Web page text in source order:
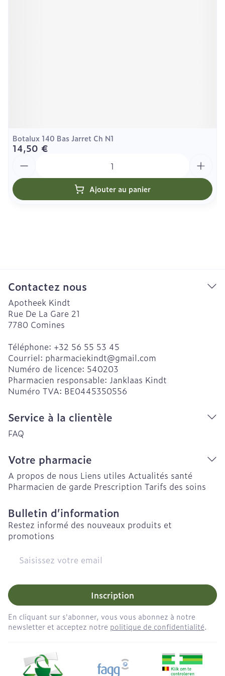
Botalux 140 Bas Jarret Ch N1
14,50 €
Ajouter au panier
Contactez nous
Apotheek Kindt
Rue De La Gare 21
7780 Comines
Téléphone: +32 56 55 53 45
Courriel: pharmaciekindt@gmail.com
Numéro de licence: 540203
Pharmacien responsable: Janklaas Kindt
Numéro TVA: BE0445350556
Service à la clientèle
FAQ
Votre pharmacie
A propos de nous Liens utiles Actualités santé
Pharmacien de garde Prescription Tarifs des soins
Bulletin d’information
Restez informé des nouveaux produits et
promotions
Adresse mail
Inscription
En cliquant sur s'abonner, vous vous abonnez à notre
newsletter et acceptez notre politique de confidentialité.